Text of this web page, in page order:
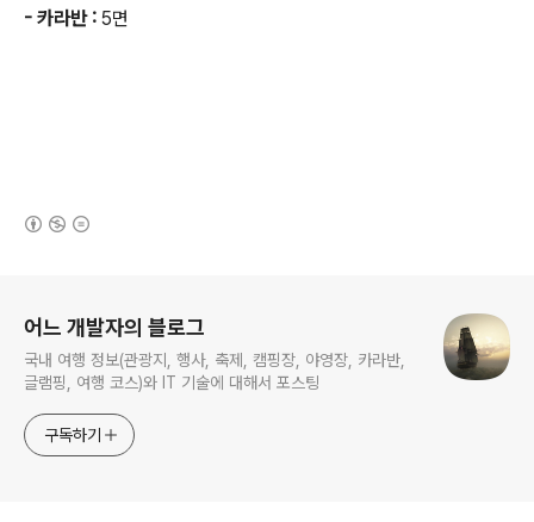
- 카라반 : 5면
어느 개발자의 블로그
국내 여행 정보(관광지, 행사, 축제, 캠핑장, 야영장, 카라반,
글램핑, 여행 코스)와 IT 기술에 대해서 포스팅
구독하기